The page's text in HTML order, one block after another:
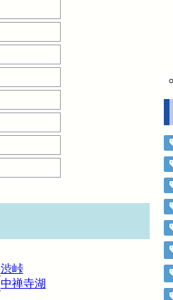
渋峠
中禅寺湖